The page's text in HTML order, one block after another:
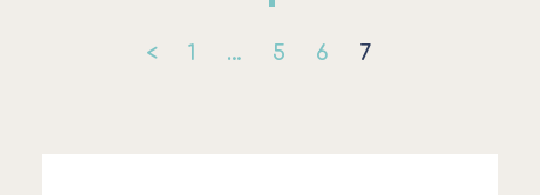
< 1 … 5 6 7